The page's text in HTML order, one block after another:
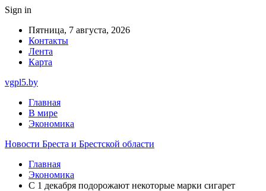
Sign in
Пятница, 7 августа, 2026
Контакты
Лента
Карта
vgpl5.by
Главная
В мире
Экономика
Новости Бреста и Брестской области
Главная
Экономика
С 1 декабря подорожают некоторые марки сигарет